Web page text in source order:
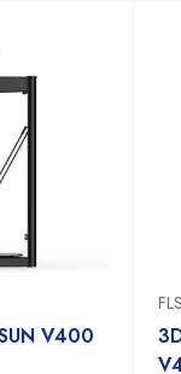
V400